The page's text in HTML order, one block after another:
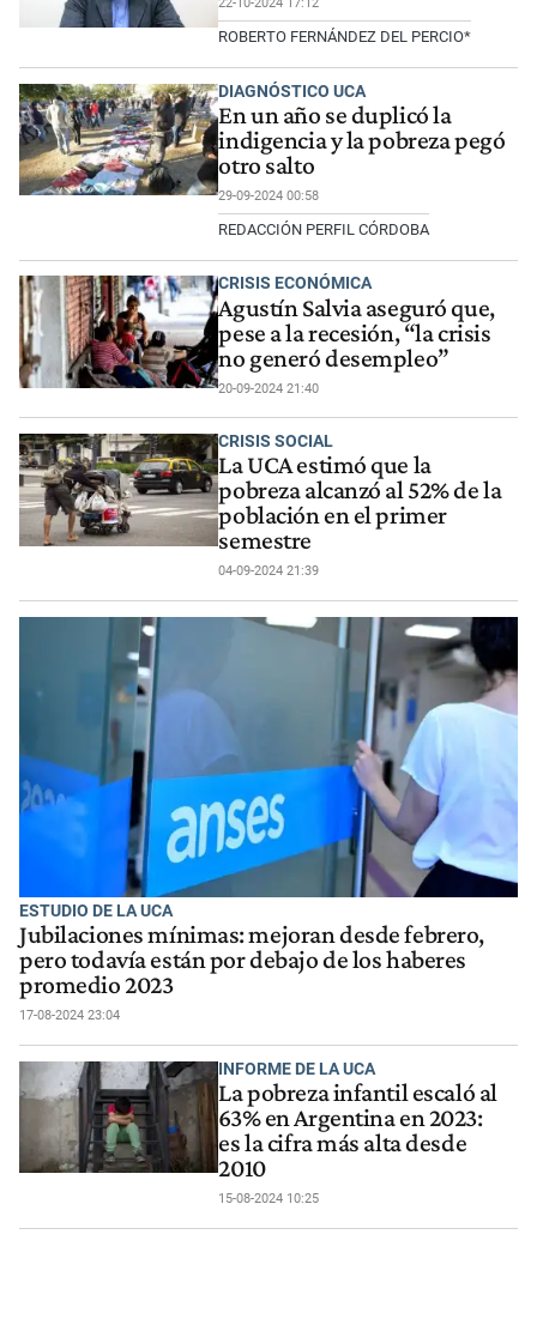
ROBERTO FERNÁNDEZ DEL PERCIO*
DIAGNÓSTICO UCA
En un año se duplicó la
indigencia y la pobreza pegó
otro salto
29-09-2024 00:58
REDACCIÓN PERFIL CÓRDOBA
CRISIS ECONÓMICA
Agustín Salvia aseguró que,
pese a la recesión, “la crisis
no generó desempleo”
20-09-2024 21:40
CRISIS SOCIAL
La UCA estimó que la
pobreza alcanzó al 52% de la
población en el primer
semestre
04-09-2024 21:39
ESTUDIO DE LA UCA
Jubilaciones mínimas: mejoran desde febrero,
pero todavía están por debajo de los haberes
promedio 2023
17-08-2024 23:04
INFORME DE LA UCA
La pobreza infantil escaló al
63% en Argentina en 2023:
es la cifra más alta desde
2010
15-08-2024 10:25